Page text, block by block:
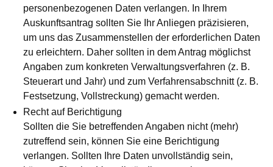
personenbezogenen Daten verlangen. In Ihrem
Auskunftsantrag sollten Sie Ihr Anliegen präzisieren,
um uns das Zusammenstellen der erforderlichen Daten
zu erleichtern. Daher sollten in dem Antrag möglichst
Angaben zum konkreten Verwaltungsverfahren (z. B.
Steuerart und Jahr) und zum Verfahrensabschnitt (z. B.
Festsetzung, Vollstreckung) gemacht werden.
Recht auf Berichtigung
Sollten die Sie betreffenden Angaben nicht (mehr)
zutreffend sein, können Sie eine Berichtigung
verlangen. Sollten Ihre Daten unvollständig sein,